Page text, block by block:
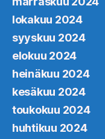
lokakuu 2024
syyskuu 2024
elokuu 2024
heinäkuu 2024
kesäkuu 2024
toukokuu 2024
huhtikuu 2024